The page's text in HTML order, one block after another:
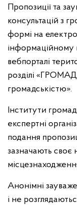
Пропозиції та
консультацій з
формі на
інформаційному
вебпорталі
розділі
громадськістю».
Інститути
експертні
подання
зазначають своє
Анонімні
і не